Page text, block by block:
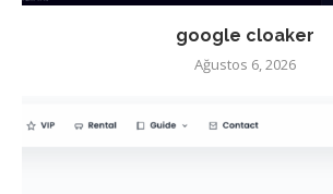
google cloaker
Ağustos 6, 2026